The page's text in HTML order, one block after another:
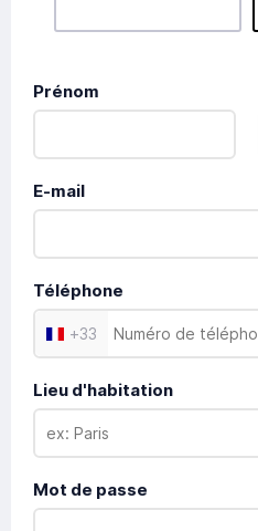
Prénom
E-mail
Téléphone
+33
Lieu d'habitation
Mot de passe